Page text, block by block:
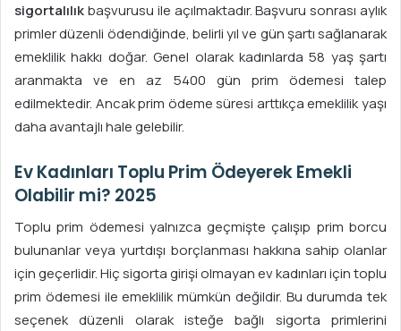
sigortalılıkbaşvurusu ile açılmaktadır. Başvuru sonrası aylık
primler düzenli ödendiğinde, belirli yıl ve gün şartı sağlanarak
emeklilik hakkı doğar. Genel olarak kadınlarda 58 yaş şartı
aranmakta ve en az 5400 gün prim ödemesi talep
edilmektedir. Ancak prim ödeme süresi arttıkça emeklilik yaşı
daha avantajlı hale gelebilir.
Ev Kadınları Toplu Prim Ödeyerek Emekli
Olabilir mi? 2025
Toplu prim ödemesi yalnızca geçmişte çalışıp prim borcu
bulunanlar veya yurtdışı borçlanması hakkına sahip olanlar
için geçerlidir. Hiç sigorta girişi olmayan ev kadınları için toplu
prim ödemesi ile emeklilik mümkün değildir. Bu durumda tek
seçenek düzenli olarak isteğe bağlı sigorta primlerini